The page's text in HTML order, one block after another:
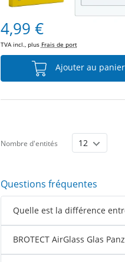
4,99 €
TVA incl., plus Frais de port
Ajouter au panier
Nombre d'entités
Questions fréquentes
Quelle est la différence
BROTECT AirGlass Glas